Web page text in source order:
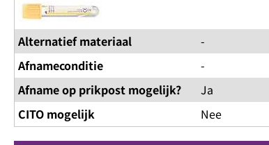
Alternatief materiaal
-
Afnameconditie
-
Afname op prikpost mogelijk?
Ja
CITO mogelijk
Nee